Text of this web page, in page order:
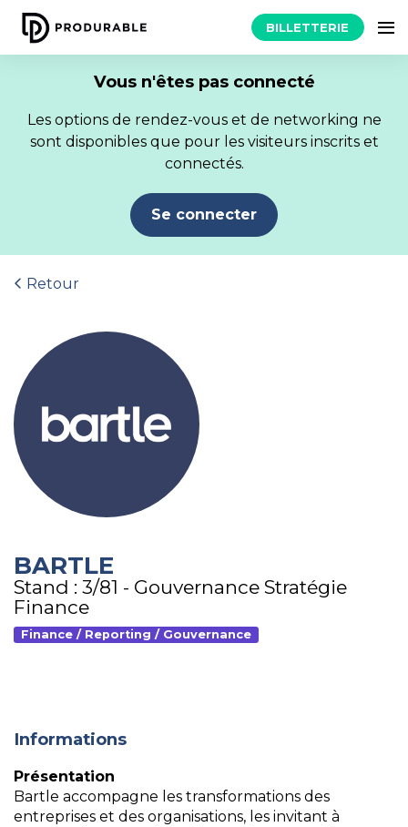
BILLETTERIE
Vous n'êtes pas connecté
Les options de rendez-vous et de networking ne
sont disponibles que pour les visiteurs inscrits et
connectés.
Se connecter
Retour
BARTLE
Stand : 3/81 - Gouvernance Stratégie
Finance
Finance / Reporting / Gouvernance
Informations
Présentation
Bartle accompagne les transformations des
entreprises et des organisations, les invitant à